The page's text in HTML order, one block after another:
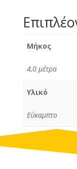
Μήκος
4,0 μέτρα
Υλικό
Εύκαμπτο